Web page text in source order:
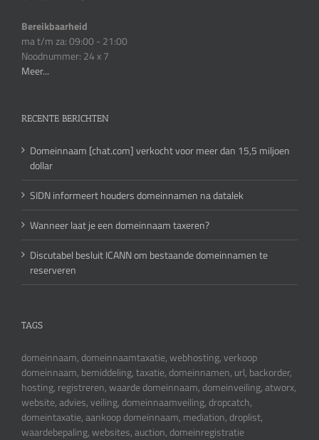
Bereikbaarheid
ma t/m za: 09:00 - 21:00
Noodnummer: 24 x 7
Meer...
RECENTE BERICHTEN
Domeinnaam [chat.com] verkocht voor meer dan 15,5 miljoen
dollar
SIDN informeert houders domeinnamen na datalek
Wanneer laat je een domeinnaam taxeren?
Discutabel besluit ICANN om bestaande domeinnamen te
reserveren
TAGS
domeinnaam, domeinnaamtaxatie, webhosting, verkoop
domeinnaam, bemiddeling, taxatie, domeinnamen, url, backorder,
hosting, registreren, waarde domeinnaam, domeinveiling, atworx,
website, advies, veiling, domeinnaamveiling, dropcatch,
domeintaxatie, aankoop domeinnaam, mediation, droplist,
waardebepaling, websites, auction, domeinregistratie